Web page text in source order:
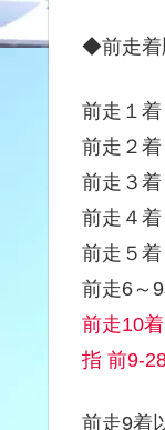
◆前走着
前走１
前走２
前走３
前走４
前走５
前走6～
前走10
指 前9-
前走9着